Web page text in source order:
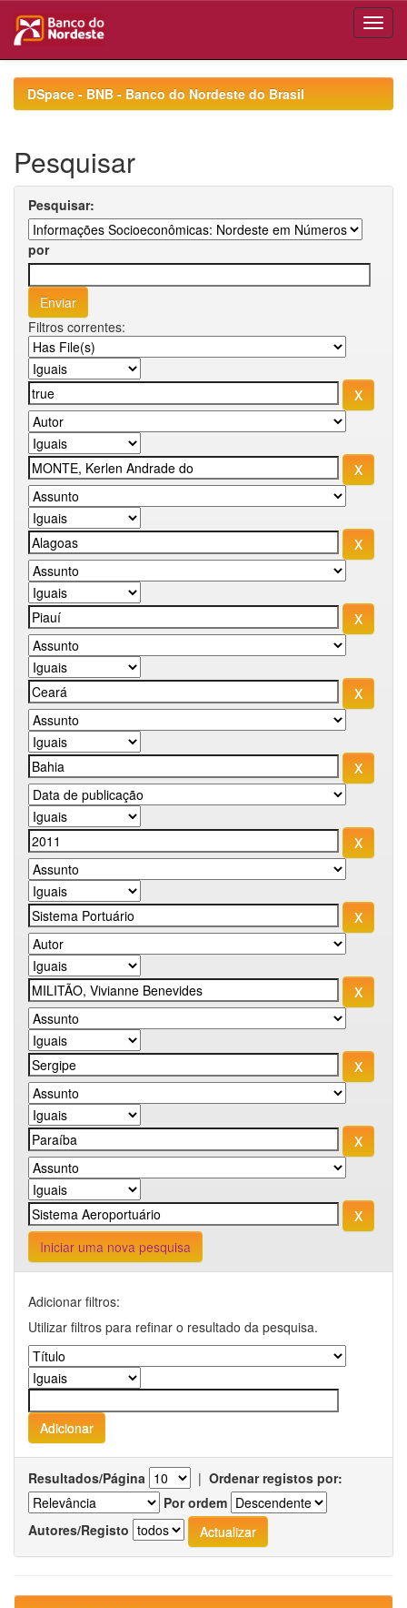
navigationDSpace - BNB - Banco do Nordeste do Brasil
Pesquisar
Pesquisar:
por
Filtros correntes:
Iniciar uma nova pesquisa
Adicionar filtros:
Utilizar filtros para refinar o resultado da pesquisa.
Resultados/Página | Ordenar registos por:
Por ordem
Autores/Registo